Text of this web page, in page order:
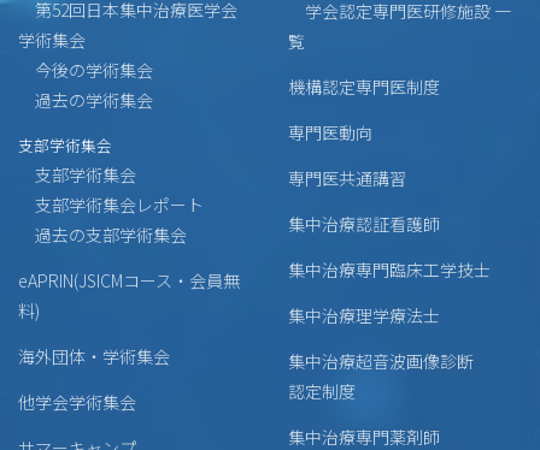
第52回日本集中治療医学会
学術集会
今後の学術集会
過去の学術集会
支部学術集会
支部学術集会
支部学術集会レポート
過去の支部学術集会
eAPRIN(JSICMコース・会員無
料)
海外団体・学術集会
他学会学術集会
学会認定専門医研修施設 一
覧
機構認定専門医制度
専門医動向
専門医共通講習
集中治療認証看護師
集中治療専門臨床工学技士
集中治療理学療法士
集中治療超音波画像診断
認定制度
集中治療専門薬剤師